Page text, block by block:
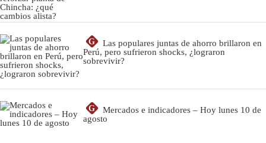
G
Las populares juntas de ahorro brillaron en
Perú, pero sufrieron shocks, ¿lograron
sobrevivir?
G
Mercados e indicadores – Hoy lunes 10 de
agosto